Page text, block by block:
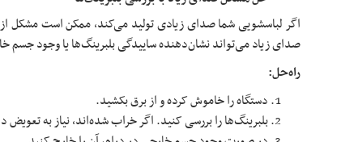
اگر لباسشویی شما صدای زیادی تولید می‌کند، ممکن است مشکل
صدای زیاد می‌تواند نشان‌دهنده ساییدگی بلبرینگ‌ها یا وجود جسم
راه‌حل:
دستگاه را خاموش کرده و از برق بکشید.
بلبرینگ‌ها را بررسی کنید. اگر خراب شده‌اند، نیاز به تعویض